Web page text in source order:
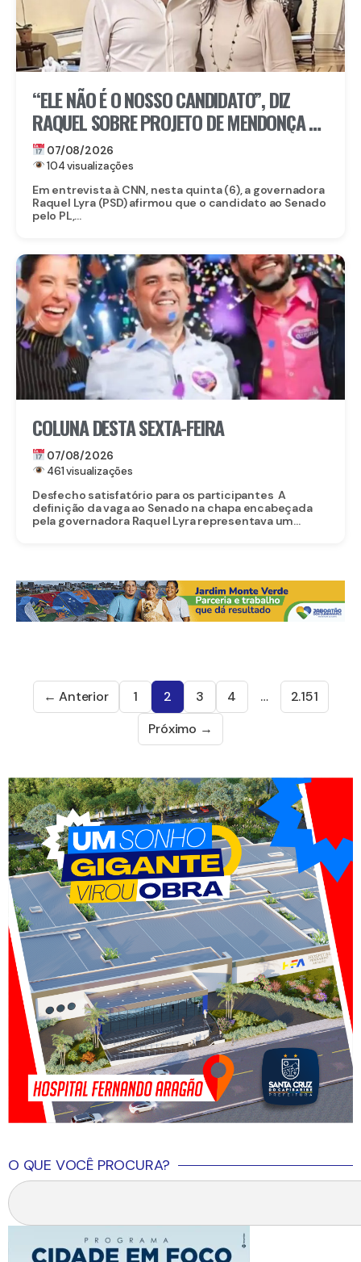
“ELE NÃO É O NOSSO CANDIDATO”, DIZ
RAQUEL SOBRE PROJETO DE MENDONÇA AO
SENADO
07/08/2026
104 visualizações
Em entrevista à CNN, nesta quinta (6), a governadora
Raquel Lyra (PSD) afirmou que o candidato ao Senado
pelo PL,...
COLUNA DESTA SEXTA-FEIRA
07/08/2026
461 visualizações
Desfecho satisfatório para os participantes A
definição da vaga ao Senado na chapa encabeçada
pela governadora Raquel Lyra representava um...
← Anterior 1 2 3 4 …
2.151
Próximo →
O QUE VOCÊ PROCURA?